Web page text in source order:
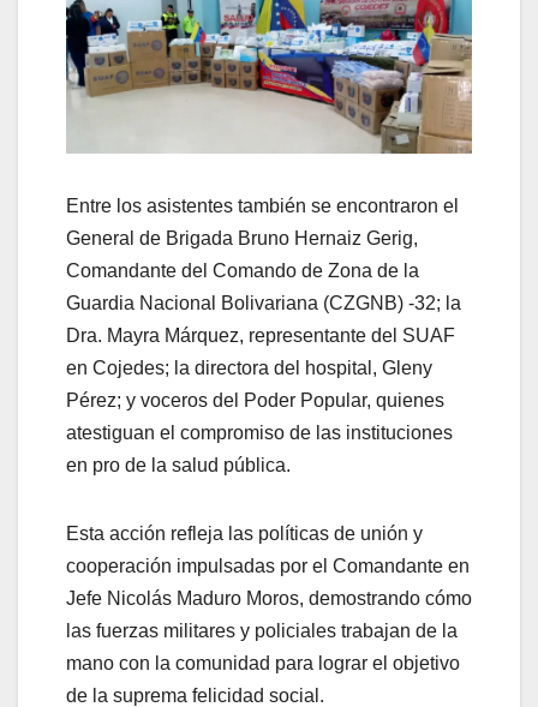
Entre los asistentes también se encontraron el
General de Brigada Bruno Hernaiz Gerig,
Comandante del Comando de Zona de la
Guardia Nacional Bolivariana (CZGNB) -32; la
Dra. Mayra Márquez, representante del SUAF
en Cojedes; la directora del hospital, Gleny
Pérez; y voceros del Poder Popular, quienes
atestiguan el compromiso de las instituciones
en pro de la salud pública.
Esta acción refleja las políticas de unión y
cooperación impulsadas por el Comandante en
Jefe Nicolás Maduro Moros, demostrando cómo
las fuerzas militares y policiales trabajan de la
mano con la comunidad para lograr el objetivo
de la suprema felicidad social.